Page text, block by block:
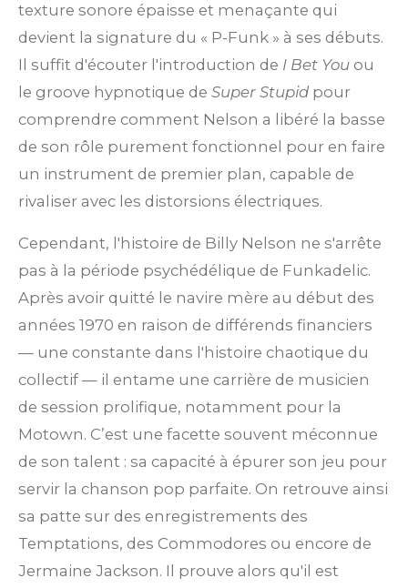
texture sonore épaisse et menaçante qui
devient la signature du « P-Funk » à ses débuts.
Il suffit d'écouter l'introduction de I Bet You ou
le groove hypnotique de Super Stupid pour
comprendre comment Nelson a libéré la basse
de son rôle purement fonctionnel pour en faire
un instrument de premier plan, capable de
rivaliser avec les distorsions électriques.
Cependant, l'histoire de Billy Nelson ne s'arrête
pas à la période psychédélique de Funkadelic.
Après avoir quitté le navire mère au début des
années 1970 en raison de différends financiers
— une constante dans l'histoire chaotique du
collectif — il entame une carrière de musicien
de session prolifique, notamment pour la
Motown. C’est une facette souvent méconnue
de son talent : sa capacité à épurer son jeu pour
servir la chanson pop parfaite. On retrouve ainsi
sa patte sur des enregistrements des
Temptations, des Commodores ou encore de
Jermaine Jackson. Il prouve alors qu'il est